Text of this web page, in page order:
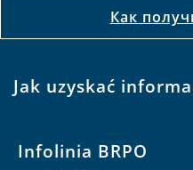
Как
Jak uzyskać
Infolinia BRPO